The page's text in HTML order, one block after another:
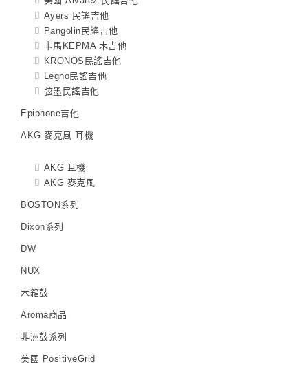
Ayers 民謠吉他
Pangolin民謠吉他
卡馬KEPMA 木吉他
KRONOS民謠吉他
Legno民謠吉他
弦墨民謠吉他
Epiphone吉他
AKG 麥克風 耳機
AKG 耳機
AKG 麥克風
BOSTON系列
Dixon系列
DW
NUX
木箱鼓
Aroma商品
非洲鼓系列
美國 PositiveGrid